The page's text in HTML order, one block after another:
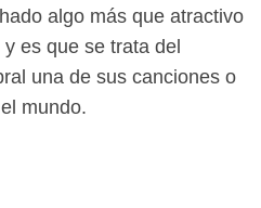
algo más que atractivo
es que se trata del
una de sus canciones o
mundo.